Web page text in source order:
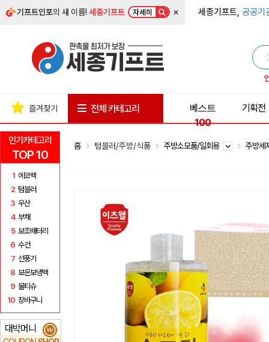
기프트인포의 새 이름!세종기프트 자세히 × 세종기프트, 공공기
인기카테고리
TOP 10
1 에코백
2 텀블러
3 우산
4 부채
5 보조배터리
6 수건
7 선풍기
8 보온보냉백
9 물티슈
10 장바구니
대박머니 ₩
즐겨찾기 전체 카테고리
베스트
100
기획전
홈 텀블러/주방/식품 주방소모품/일회용 주방